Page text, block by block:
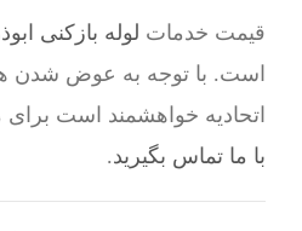
قیمت خدمات لوله بازکنی
است. با توجه به عوض شدن
اتحادیه خواهشمند است
با ما تماس بگیرید.